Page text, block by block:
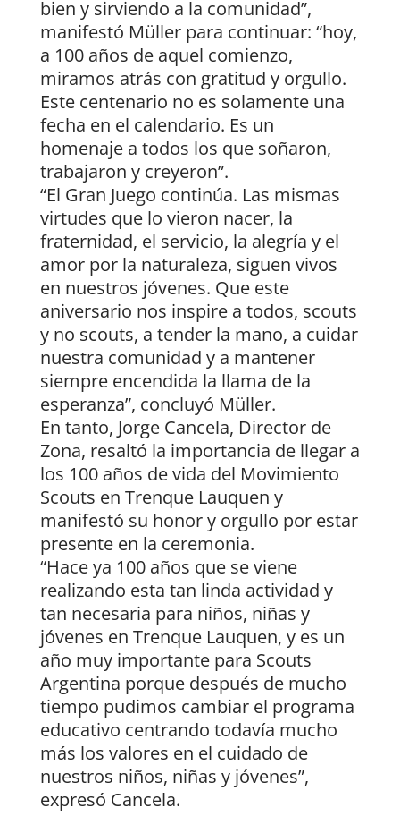
bien y sirviendo a la comunidad”,
manifestó Müller para continuar: “hoy,
a 100 años de aquel comienzo,
miramos atrás con gratitud y orgullo.
Este centenario no es solamente una
fecha en el calendario. Es un
homenaje a todos los que soñaron,
trabajaron y creyeron”.
“El Gran Juego continúa. Las mismas
virtudes que lo vieron nacer, la
fraternidad, el servicio, la alegría y el
amor por la naturaleza, siguen vivos
en nuestros jóvenes. Que este
aniversario nos inspire a todos, scouts
y no scouts, a tender la mano, a cuidar
nuestra comunidad y a mantener
siempre encendida la llama de la
esperanza”, concluyó Müller.
En tanto, Jorge Cancela, Director de
Zona, resaltó la importancia de llegar a
los 100 años de vida del Movimiento
Scouts en Trenque Lauquen y
manifestó su honor y orgullo por estar
presente en la ceremonia.
“Hace ya 100 años que se viene
realizando esta tan linda actividad y
tan necesaria para niños, niñas y
jóvenes en Trenque Lauquen, y es un
año muy importante para Scouts
Argentina porque después de mucho
tiempo pudimos cambiar el programa
educativo centrando todavía mucho
más los valores en el cuidado de
nuestros niños, niñas y jóvenes”,
expresó Cancela.